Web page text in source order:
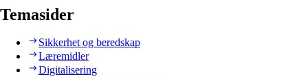
Temasider
Sikkerhet og beredskap
Læremidler
Digitalisering